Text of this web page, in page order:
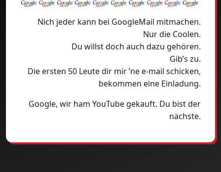
Nich jeder kann bei GoogleMail mitmachen.
Nur die Coolen.
Du willst doch auch dazu gehören.
Gib’s zu.
Die ersten 50 Leute dir mir ’ne e-mail schicken,
bekommen eine Einladung.
Google, wir ham YouTube gekauft. Du bist der
nächste.